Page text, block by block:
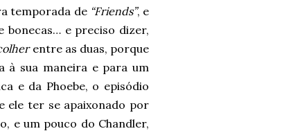
temporada de “Friends”, e
bonecas… e preciso dizer,
entre as duas, porque
à sua maneira e para um
e da Phoebe, o episódio
ele ter se apaixonado por
e um pouco do Chandler,